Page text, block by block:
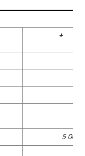
+
5 000